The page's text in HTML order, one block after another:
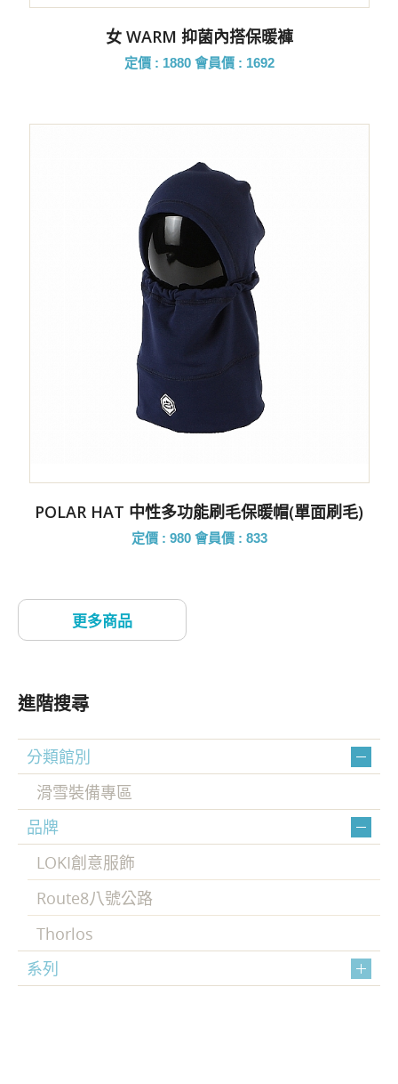
女 WARM 抑菌內搭保暖褲
定價 : 1880 會員價 : 1692
POLAR HAT 中性多功能刷毛保暖帽(單面刷毛)
定價 : 980 會員價 : 833
進階搜尋
分類館別
滑雪裝備專區
品牌
LOKI創意服飾
Route8八號公路
Thorlos
系列